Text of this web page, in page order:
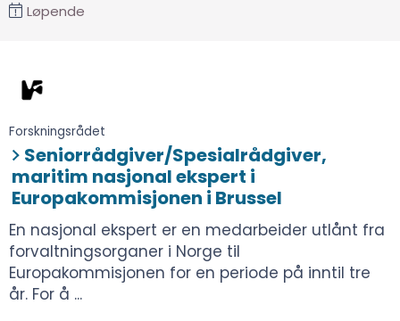
Løpende
Forskningsrådet
Seniorrådgiver/Spesialrådgiver,
maritim nasjonal ekspert i
Europakommisjonen i Brussel
En nasjonal ekspert er en medarbeider utlånt fra
forvaltningsorganer i Norge til
Europakommisjonen for en periode på inntil tre
år. For å ...